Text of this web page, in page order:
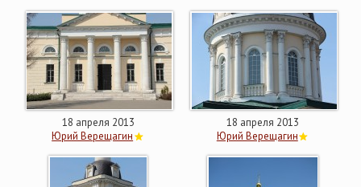
18 апреля 2013
Юрий Верещагин
18 апреля 2013
Юрий Верещагин